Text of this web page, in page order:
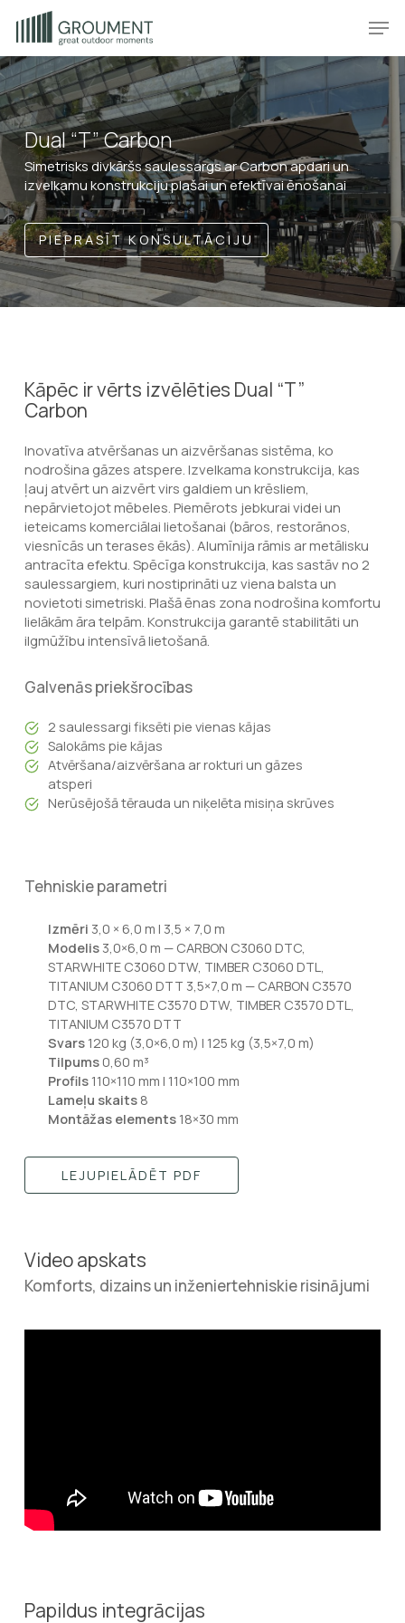
main
content
Dual “T” Carbon
Simetrisks divkāršs saulessargs ar Carbon apdari un
izvelkamu konstrukciju plašai un efektīvai ēnošanai
PIEPRASĪT KONSULTĀCIJU
Kāpēc ir vērts izvēlēties Dual “T”
Carbon
Inovatīva atvēršanas un aizvēršanas sistēma, ko
nodrošina gāzes atspere. Izvelkama konstrukcija, kas
ļauj atvērt un aizvērt virs galdiem un krēsliem,
nepārvietojot mēbeles. Piemērots jebkurai videi un
ieteicams komerciālai lietošanai (bāros, restorānos,
viesnīcās un terases ēkās). Alumīnija rāmis ar metālisku
antracīta efektu. Spēcīga konstrukcija, kas sastāv no 2
saulessargiem, kuri nostiprināti uz viena balsta un
novietoti simetriski. Plašā ēnas zona nodrošina komfortu
lielākām āra telpām. Konstrukcija garantē stabilitāti un
ilgmūžību intensīvā lietošanā.
Galvenās priekšrocības
2 saulessargi fiksēti pie vienas kājas
Salokāms pie kājas
Atvēršana/aizvēršana ar rokturi un gāzes
atsperi
Nerūsējošā tērauda un niķelēta misiņa skrūves
Tehniskie parametri
Izmēri 3,0 × 6,0 m | 3,5 × 7,0 m
Modelis3,0×6,0 m — CARBON C3060 DTC,
STARWHITE C3060 DTW, TIMBER C3060 DTL,
TITANIUM C3060 DTT 3,5×7,0 m — CARBON C3570
DTC, STARWHITE C3570 DTW, TIMBER C3570 DTL,
TITANIUM C3570 DTT
Svars120 kg (3,0×6,0 m) | 125 kg (3,5×7,0 m)
Tilpums0,60 m³
Profils110×110 mm | 110×100 mm
Lameļu skaits8
Montāžas elements18×30 mm
LEJUPIELĀDĒT PDF
Video apskats
Komforts, dizains un inženiertehniskie risinājumi
Papildus integrācijas